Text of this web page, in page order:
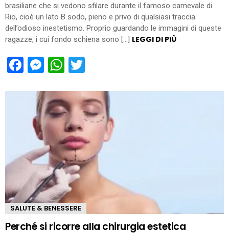
brasiliane che si vedono sfilare durante il famoso carnevale di
Rio, cioè un lato B sodo, pieno e privo di qualsiasi traccia
dell’odioso inestetismo. Proprio guardando le immagini di queste
ragazze, i cui fondo schiena sono […] LEGGI DI PIÙ
Facebook
Messenger
WhatsApp
SALUTE & BENESSERE
Perché si ricorre alla chirurgia estetica